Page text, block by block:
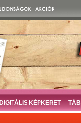
DIGITÁLIS KÉPKERET